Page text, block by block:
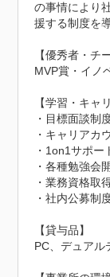
の事情により
援する制度を
【優秀者・チ
MVP賞・イノ
【学習・キャ
・目標面談制
・キャリアカ
・1on1サポー
・各種勉強会
・業務資格取
・社内公募制
【貸与品】
PC、デュアル